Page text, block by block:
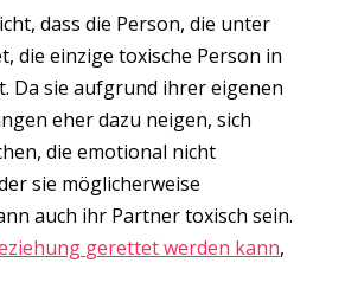
dass die Person, die unter
die einzige toxische Person in
Da sie aufgrund ihrer eigenen
eher dazu neigen, sich
die emotional nicht
sie möglicherweise
auch ihr Partner toxisch sein.
gerettetwerden kann,